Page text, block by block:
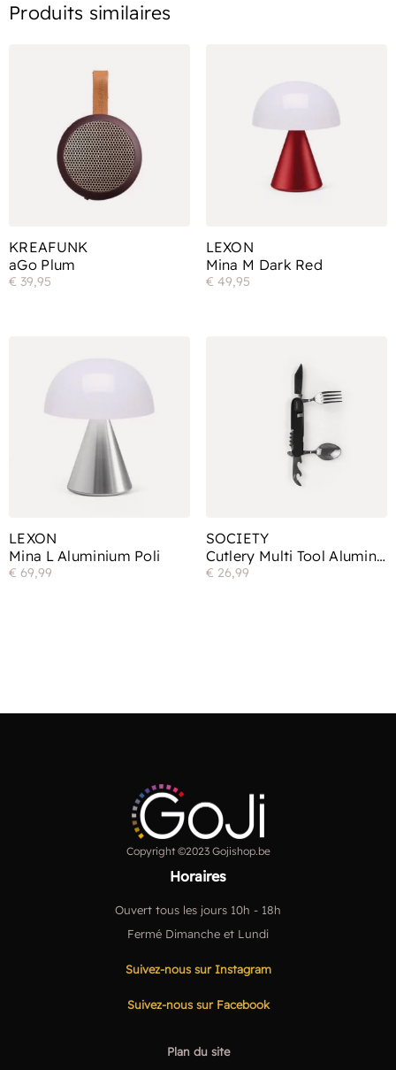
Produits similaires
aGo Plum
KREAFUNK
€ 39,95
Mina M Dark Red
LEXON
€ 49,95
Mina L Aluminium Poli
LEXON
€ 69,99
Cutlery Multi Tool Aluminum
SOCIETY
€ 26,99
Copyright ©2023 Gojishop.be
Horaires
Ouvert tous les jours 10h - 18h
Fermé Dimanche et Lundi
Suivez-nous sur Instagram
Suivez-nous sur Facebook
Plan du site